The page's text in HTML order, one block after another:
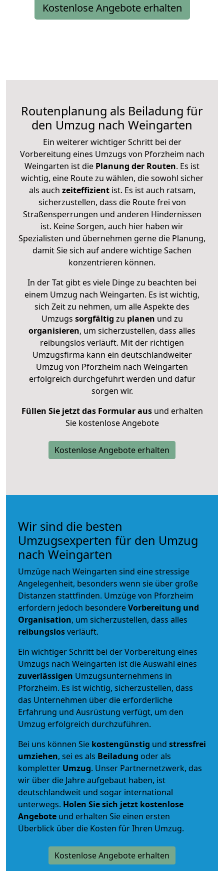
Kostenlose Angebote erhalten
Routenplanung als Beiladung für
den Umzug nach Weingarten
Ein weiterer wichtiger Schritt bei der
Vorbereitung eines Umzugs von Pforzheim nach
Weingarten ist die Planung der Routen. Es ist
wichtig, eine Route zu wählen, die sowohl sicher
als auch zeiteffizientist. Es ist auch ratsam,
sicherzustellen, dass die Route frei von
Straßensperrungen und anderen Hindernissen
ist. Keine Sorgen, auch hier haben wir
Spezialisten und übernehmen gerne die Planung,
damit Sie sich auf andere wichtige Sachen
konzentrieren können.
In der Tat gibt es viele Dinge zu beachten bei
einem Umzug nach Weingarten. Es ist wichtig,
sich Zeit zu nehmen, um alle Aspekte des
Umzugs sorgfältig zu planen und zu
organisieren, um sicherzustellen, dass alles
reibungslos verläuft. Mit der richtigen
Umzugsfirma kann ein deutschlandweiter
Umzug von Pforzheim nach Weingarten
erfolgreich durchgeführt werden und dafür
sorgen wir.
Füllen Sie jetzt das Formular ausund erhalten
Sie kostenlose Angebote
Kostenlose Angebote erhalten
Wir sind die besten
Umzugsexperten für den Umzug
nach Weingarten
Umzüge nach Weingarten sind eine stressige
Angelegenheit, besonders wenn sie über große
Distanzen stattfinden. Umzüge von Pforzheim
erfordern jedoch besondereVorbereitung und
Organisation, um sicherzustellen, dass alles
reibungslosverläuft.
Ein wichtiger Schritt bei der Vorbereitung eines
Umzugs nach Weingarten ist die Auswahl eines
zuverlässigen Umzugsunternehmens in
Pforzheim. Es ist wichtig, sicherzustellen, dass
das Unternehmen über die erforderliche
Erfahrung und Ausrüstung verfügt, um den
Umzug erfolgreich durchzuführen.
Bei uns können Sie kostengünstig und stressfrei
umziehen, sei es als Beiladung oder als
kompletter Umzug. Unser Partnernetzwerk, das
wir über die Jahre aufgebaut haben, ist
deutschlandweit und sogar international
unterwegs. Holen Sie sich jetzt kostenlose
Angebote und erhalten Sie einen ersten
Überblick über die Kosten für Ihren Umzug.
Kostenlose Angebote erhalten